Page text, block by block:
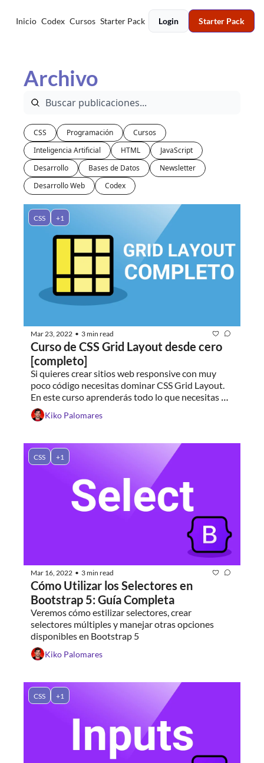
Inicio Codex Cursos Starter Pack Login Starter Pack
Archivo
CSS Programación
Cursos
Inteligencia Artificial
HTML
JavaScript
Desarrollo
Bases de Datos
Newsletter
Desarrollo Web
Codex
CSS +1
Mar 23, 2022 • 3 min read
Curso de CSS Grid Layout desde cero
[completo]
Si quieres crear sitios web responsive con muy
poco código necesitas dominar CSS Grid Layout.
En este curso aprenderás todo lo que necesitas
saber sobre esta tecnología.
Kiko Palomares
CSS +1
Mar 16, 2022 • 3 min read
Cómo Utilizar los Selectores en
Bootstrap 5: Guía Completa
Veremos cómo estilizar selectores, crear
selectores múltiples y manejar otras opciones
disponibles en Bootstrap 5
Kiko Palomares
CSS +1